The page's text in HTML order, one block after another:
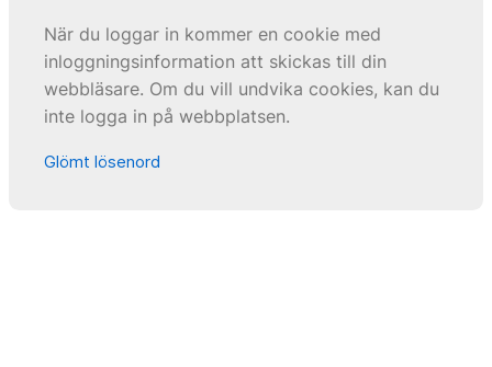
När du loggar in kommer en cookie med
inloggningsinformation att skickas till din
webbläsare. Om du vill undvika cookies, kan du
inte logga in på webbplatsen.
Glömt lösenord